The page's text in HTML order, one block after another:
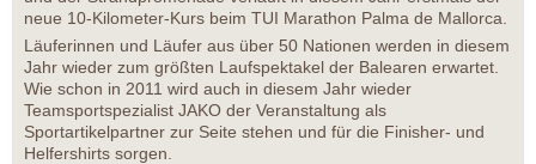
neue 10-Kilometer-Kurs beim TUI Marathon Palma de Mallorca.
Läuferinnen und Läufer aus über 50 Nationen werden in diesem
Jahr wieder zum größten Laufspektakel der Balearen erwartet.
Wie schon in 2011 wird auch in diesem Jahr wieder
Teamsportspezialist JAKO der Veranstaltung als
Sportartikelpartner zur Seite stehen und für die Finisher- und
Helfershirts sorgen.